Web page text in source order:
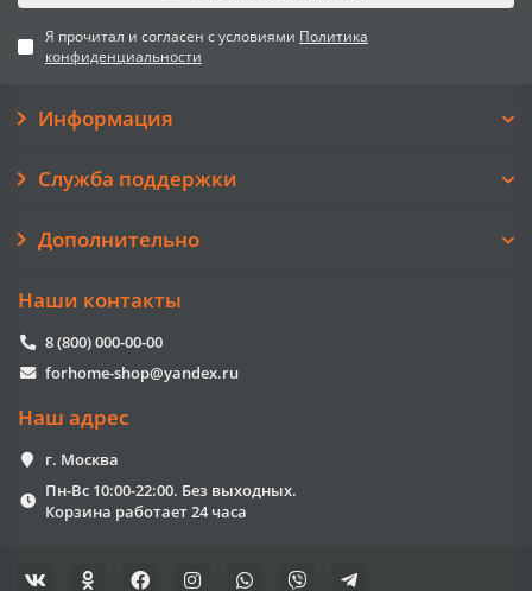
Я прочитал и согласен с условиями Политика
конфиденциальности
Информация
Служба поддержки
Дополнительно
Наши контакты
8 (800) 000-00-00
forhome-shop@yandex.ru
Наш адрес
г. Москва
Пн-Вс 10:00-22:00. Без выходных.
Корзина работает 24 часа